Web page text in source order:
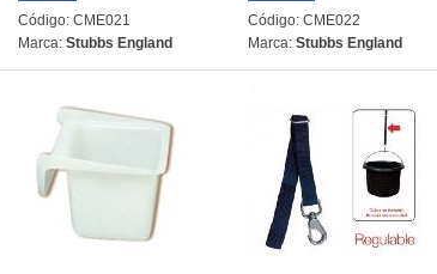
Código: CME021
Marca: Stubbs England
Código: CME022
Marca: Stubbs England